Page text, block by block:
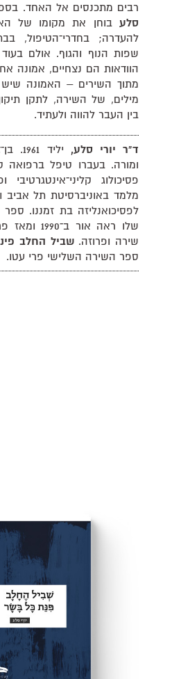
רבים מתכנסים אל האחד.
סלע בוחן את מקומו של
להעדרה; בחדרי־הטיפול,
שפות הנוף והגוף. אולם
הוודאות הם נצחיים, אמונה
מתוך השירים – האמונה
מילים, של השירה, לתקן
בין העבר להווה ולעתיד.
ד"ר יורי סלע,
יליד
ומורה. בעברו טיפל ברפואה
פסיכולוג קליני־אינטגרטיבי
מלמד באוניברסיטת תל אביב
לפסיכואנליזה בת זמננו.
שלו ראה אור
שירה ופרוזה.שביל החלב
ספר השירה השלישי פרי עטו.